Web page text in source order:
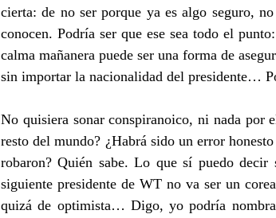
cierta: de no ser porque ya es algo seguro,
conocen. Podría ser que ese sea todo el
calma mañanera puede ser una forma de
sin importar la nacionalidad del presidente…
No quisiera sonar conspiranoico, ni nada por
resto del mundo? ¿Habrá sido un error
robaron? Quién sabe. Lo que sí puedo
siguiente presidente de WT no va ser un
quizá de optimista… Digo, yo podría